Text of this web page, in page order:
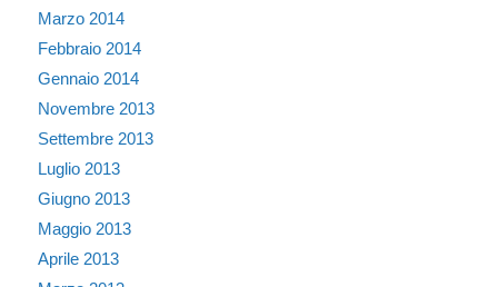
Marzo 2014
Febbraio 2014
Gennaio 2014
Novembre 2013
Settembre 2013
Luglio 2013
Giugno 2013
Maggio 2013
Aprile 2013